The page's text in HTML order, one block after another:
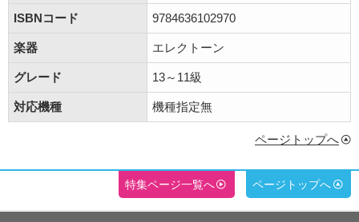
ISBNコード 9784636102970
楽器 エレクトーン
グレード 13～11級
対応機種 機種指定無
ページトップへ
特集ページ一覧へ ページトップへ